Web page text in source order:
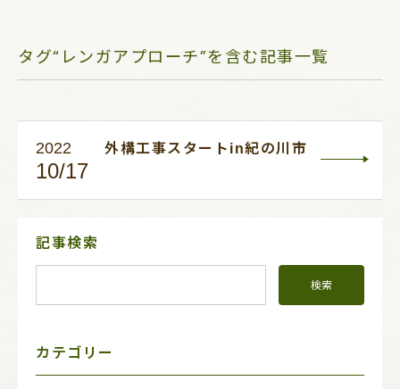
タグ“レンガアプローチ”を含む記事一覧
2022
10/17
外構工事スタートin紀の川市
サ
ニ
記事検索
カテゴリー